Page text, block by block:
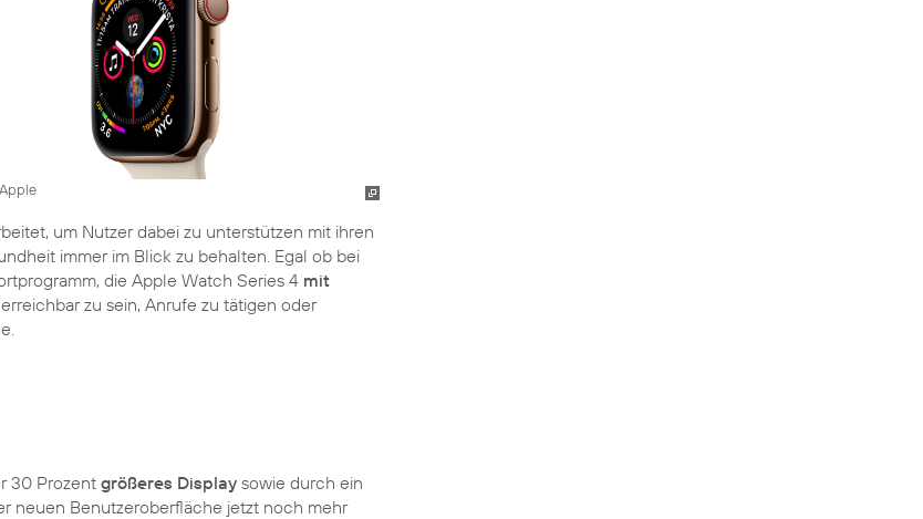
um Nutzer dabei zu unterstützen mit ihren
immer im Blick zu behalten. Egal ob bei
die Apple Watch Series 4 mit
zu sein, Anrufe zu tätigen oder
30 Prozent größeres Display sowie durch ein
neuen Benutzeroberfläche jetzt noch mehr